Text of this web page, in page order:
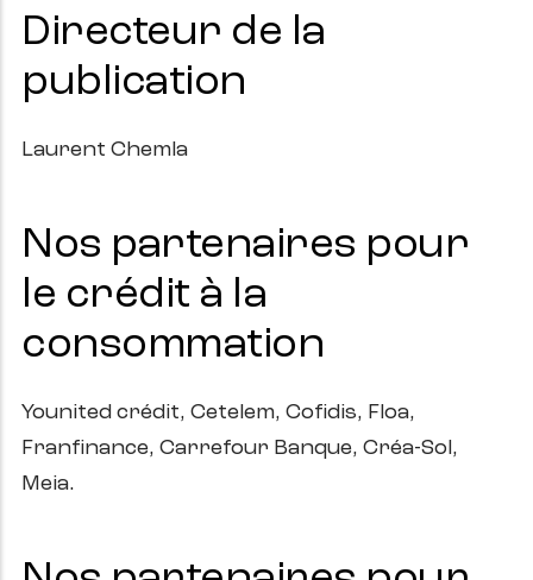
Directeur de la
publication
Laurent Chemla
Nos partenaires pour
le crédit à la
consommation
Younited crédit, Cetelem, Cofidis, Floa,
Franfinance, Carrefour Banque, Créa-Sol,
Meia.